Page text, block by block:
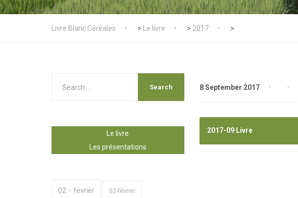
Livre Blanc Céréales > Le livre > 2017 >
8 September 2017
2017-09 Livre
Le livre
Les présentations
02 - février 02-février